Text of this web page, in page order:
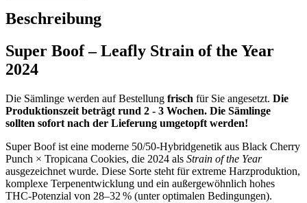
Beschreibung
Super Boof – Leafly Strain of the Year
2024
Die Sämlinge werden auf Bestellung frisch für Sie angesetzt. Die
Produktionszeit beträgt rund 2 - 3 Wochen. Die Sämlinge
sollten sofort nach der Lieferung umgetopft werden!
Super Boof ist eine moderne 50/50-Hybridgenetik aus Black Cherry
Punch × Tropicana Cookies, die 2024 als Strain of the Year
ausgezeichnet wurde. Diese Sorte steht für extreme Harzproduktion,
komplexe Terpenentwicklung und ein außergewöhnlich hohes
THC-Potenzial von 28–32 % (unter optimalen Bedingungen).